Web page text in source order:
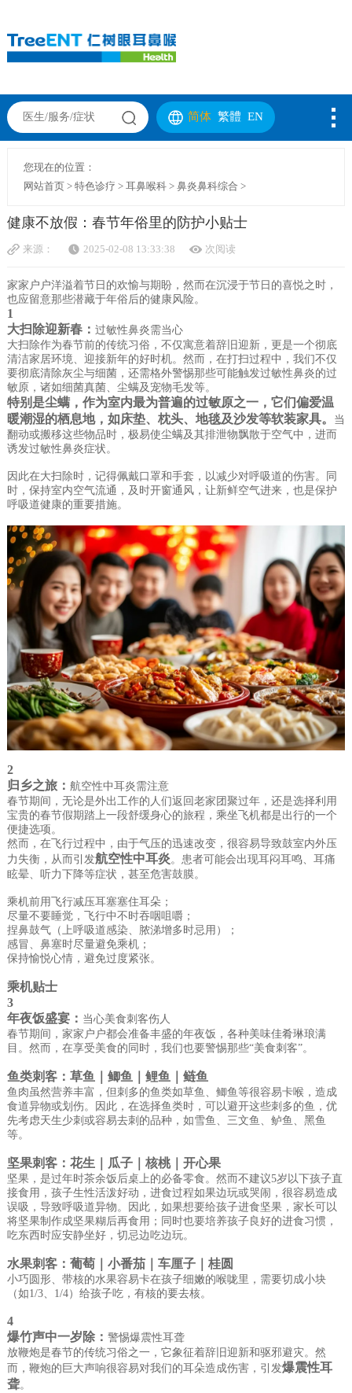
简体 繁體 EN
您现在的位置：
网站首页> 特色诊疗 > 耳鼻喉科> 鼻炎鼻科综合 >
健康不放假：春节年俗里的防护小贴士
来源： 2025-02-08 13:33:38 次阅读
家家户户洋溢着节日的欢愉与期盼，然而在沉浸于节日的喜悦之时，
也应留意那些潜藏于年俗后的健康风险。
1
大扫除迎新春： 过敏性鼻炎需当心
大扫除作为春节前的传统习俗，不仅寓意着辞旧迎新，更是一个彻底
清洁家居环境、迎接新年的好时机。然而，在打扫过程中，我们不仅
要彻底清除灰尘与细菌，还需格外警惕那些可能触发过敏性鼻炎的过
敏原，诸如细菌真菌、尘螨及宠物毛发等。
特别是尘螨，作为室内最为普遍的过敏原之一，它们偏爱温
暖潮湿的栖息地，如床垫、枕头、地毯及沙发等软装家具。
当
翻动或搬移这些物品时，极易使尘螨及其排泄物飘散于空气中，进而
诱发过敏性鼻炎症状。
因此在大扫除时，记得佩戴口罩和手套，以减少对呼吸道的伤害。同
时，保持室内空气流通，及时开窗通风，让新鲜空气进来，也是保护
呼吸道健康的重要措施。
2
归乡之旅： 航空性中耳炎需注意
春节期间，无论是外出工作的人们返回老家团聚过年，还是选择利用
宝贵的春节假期踏上一段舒缓身心的旅程，乘坐飞机都是出行的一个
便捷选项。
然而，在飞行过程中，由于气压的迅速改变，很容易导致鼓室内外压
力失衡，从而引发航空性中耳炎。患者可能会出现耳闷耳鸣、耳痛
眩晕、听力下降等症状，甚至危害鼓膜。
乘机前用飞行减压耳塞塞住耳朵；
尽量不要睡觉，飞行中不时吞咽咀嚼；
捏鼻鼓气（上呼吸道感染、脓涕增多时忌用）；
感冒、鼻塞时尽量避免乘机；
保持愉悦心情，避免过度紧张。
乘机贴士
3
年夜饭盛宴： 当心美食刺客伤人
春节期间，家家户户都会准备丰盛的年夜饭，各种美味佳肴琳琅满
目。然而，在享受美食的同时，我们也要警惕那些“美食刺客”。
鱼类刺客：草鱼｜鲫鱼｜鲤鱼｜鲢鱼
鱼肉虽然营养丰富，但刺多的鱼类如草鱼、鲫鱼等很容易卡喉，造成
食道异物或划伤。因此，在选择鱼类时，可以避开这些刺多的鱼，优
先考虑天生少刺或容易去刺的品种，如雪鱼、三文鱼、鲈鱼、黑鱼
等。
坚果刺客：花生｜瓜子｜核桃｜开心果
坚果，是过年时茶余饭后桌上的必备零食。然而不建议5岁以下孩子直
接食用，孩子生性活泼好动，进食过程如果边玩或哭闹，很容易造成
误吸，导致呼吸道异物。因此，如果想要给孩子进食坚果，家长可以
将坚果制作成坚果糊后再食用；同时也要培养孩子良好的进食习惯，
吃东西时应安静坐好，切忌边吃边玩。
水果刺客：葡萄｜小番茄｜车厘子｜桂圆
小巧圆形、带核的水果容易卡在孩子细嫩的喉咙里，需要切成小块
（如1/3、1/4）给孩子吃，有核的要去核。
4
爆竹声中一岁除： 警惕爆震性耳聋
放鞭炮是春节的传统习俗之一，它象征着辞旧迎新和驱邪避灾。然
而，鞭炮的巨大声响很容易对我们的耳朵造成伤害，引发爆震性耳
聋。